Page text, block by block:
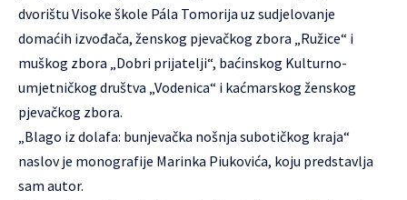
dvorištu Visoke škole Pála Tomorija uz sudjelovanje
domaćih izvođača, ženskog pjevačkog zbora „Ružice“ i
muškog zbora „Dobri prijatelji“, baćinskog Kulturno-
umjetničkog društva „Vodenica“ i kaćmarskog ženskog
pjevačkog zbora.
„Blago iz dolafa: bunjevačka nošnja subotičkog kraja“
naslov je monografije Marinka Piukovića, koju predstavlja
sam autor.